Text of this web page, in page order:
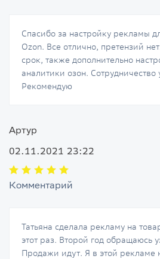
Спасибо за настройку рекламы
Ozon. Все отлично, претензий
срок, также дополнительно
аналитики озон. Сотрудничество
Рекомендую
Артур
02.11.2021 23:22
Комментарий
Татьяна сделала рекламу на
этот раз. Второй год обращаюсь
Продажи идут. Я в этой рекламе